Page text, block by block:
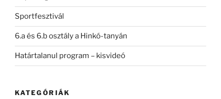
Sportfesztivál
6.a és 6.b osztály a Hinkó-tanyán
Határtalanul program – kisvideó
KATEGÓRIÁK